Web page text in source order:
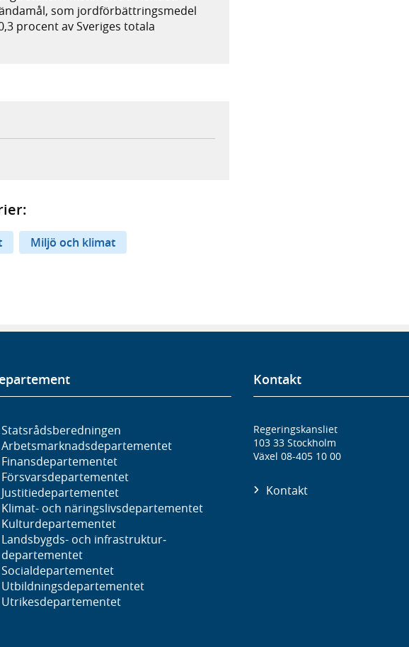
som jordförbättringsmedel
procent av Sveriges totala
webbplats,
e-postklient,
Miljö och klimat
Statsrådsberedningen
Arbetsmarknads­departementet
Finans­departementet
Försvars­departementet
Justitie­departementet
Klimat- och näringslivs­departementet
Kultur­departementet
Landsbygds- och infrastruktur­
departementet
Social­departementet
Utbildnings­departementet
Utrikes­departementet
Kontakt
Regeringskansliet
103 33 Stockholm
Växel 08-405 10 00
Kontakt